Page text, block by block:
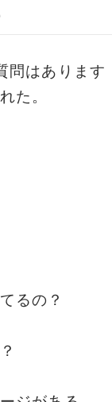
問はあります
た。
るの？